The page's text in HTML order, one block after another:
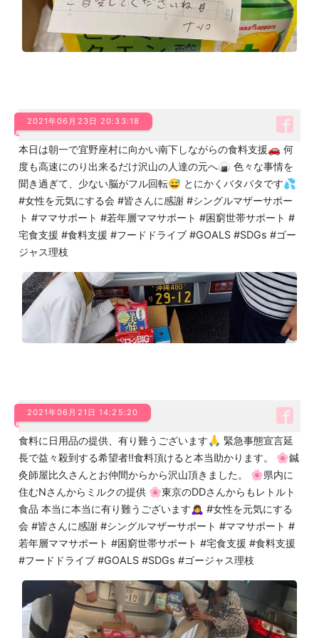
2021年06月23日 20:33:18
本日は朝一で宜野座村に向かい南下しながらの食料支援🚗 何
度も高速にのり出来るだけ沢山の人達の元へ🍙 色々な事情を
聞き過ぎて、少ない脳がフル回転😅 とにかくバタバタです💦
#女性を元気にする会 #皆さんに感謝 #シングルマザーサポー
ト #ママサポート #若年層ママサポート #困窮世帯サポート #
宅食支援 #食料支援 #フードドライブ #GOALS #SDGs #ゴー
ジャス理枝
2021年06月21日 14:25:20
食料に日用品の提供、有り難うございます🙏 緊急事態宣言延
長で益々殺到する希望者‼️食料頂けると本当助かります。 🌸鍼
灸師屋比久さんとお仲間からから沢山頂きました。 🌸県内に
住むNさんからミルクの提供 🌸東京のDDさんからもレトルト
食品 本当に本当に有り難うございます🙇‍♀️ #女性を元気にする
会 #皆さんに感謝 #シングルマザーサポート #ママサポート #
若年層ママサポート #困窮世帯サポート #宅食支援 #食料支援
#フードドライブ #GOALS #SDGs #ゴージャス理枝